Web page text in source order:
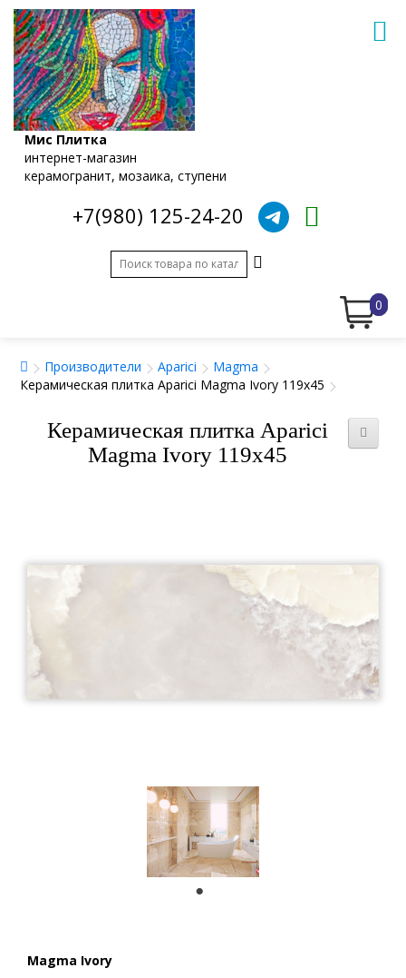
Мис Плитка
интернет-магазин
керамогранит, мозаика, ступени
+7(980) 125-24-20
0
Производители Aparici
Magma
Керамическая плитка Aparici Magma Ivory 119x45
Керамическая плитка Aparici
Magma Ivory 119x45
Magma Ivory